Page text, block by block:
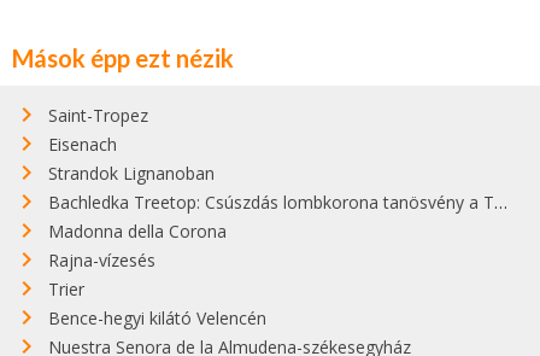
Mások épp ezt nézik
Saint-Tropez
Eisenach
Strandok Lignanoban
Bachledka Treetop: Csúszdás lombkorona tanösvény a Tátrában
Madonna della Corona
Rajna-vízesés
Trier
Bence-hegyi kilátó Velencén
Nuestra Senora de la Almudena-székesegyház